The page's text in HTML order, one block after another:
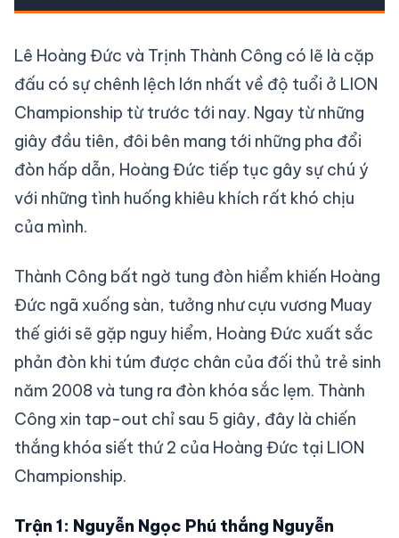
Lê Hoàng Đức và Trịnh Thành Công có lẽ là cặp
đấu có sự chênh lệch lớn nhất về độ tuổi ở LION
Championship từ trước tới nay. Ngay từ những
giây đầu tiên, đôi bên mang tới những pha đổi
đòn hấp dẫn, Hoàng Đức tiếp tục gây sự chú ý
với những tình huống khiêu khích rất khó chịu
của mình.
Thành Công bất ngờ tung đòn hiểm khiến Hoàng
Đức ngã xuống sàn, tưởng như cựu vương Muay
thế giới sẽ gặp nguy hiểm, Hoàng Đức xuất sắc
phản đòn khi túm được chân của đối thủ trẻ sinh
năm 2008 và tung ra đòn khóa sắc lẹm. Thành
Công xin tap-out chỉ sau 5 giây, đây là chiến
thắng khóa siết thứ 2 của Hoàng Đức tại LION
Championship.
Trận 1: Nguyễn Ngọc Phú thắng Nguyễn